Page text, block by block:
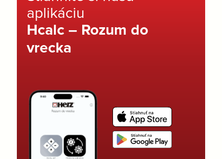
aplikáciu
Hcalc – Rozum do
vrecka